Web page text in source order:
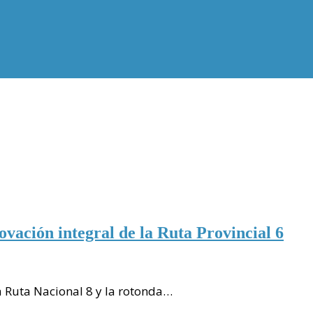
integral de la Ruta Provincial 6
Ruta Nacional 8 y la rotonda…